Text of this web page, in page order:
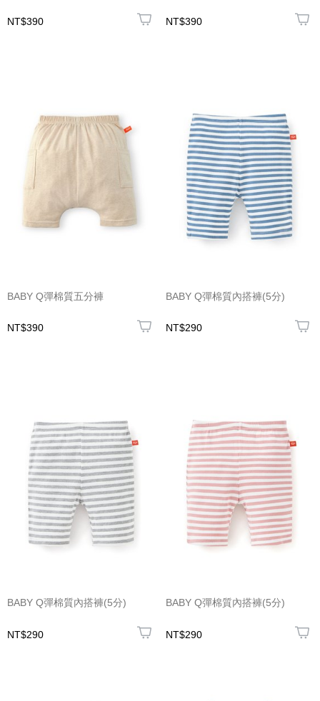
NT$390 NT$390
BABY Q彈棉質五分褲
NT$390
BABY Q彈棉質內搭褲(5分)
NT$290
BABY Q彈棉質內搭褲(5分)
NT$290
BABY Q彈棉質內搭褲(5分)
NT$290